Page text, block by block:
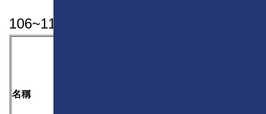
106~110年度學術交流
名稱